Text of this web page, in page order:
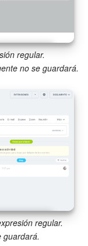
regular.
no se guardará.
regular.
guardará.